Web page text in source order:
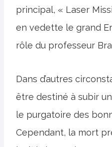
principal, « Laser
en vedette le grand
rôle du professeur
Dans d’autres
être destiné à subir
le purgatoire des
Cependant, la mort